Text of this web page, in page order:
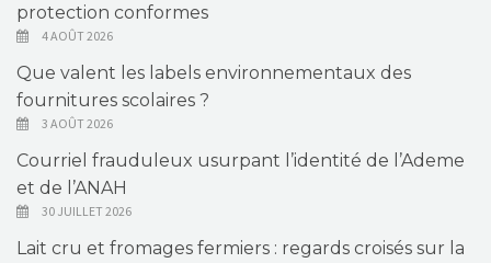
protection conformes
4 AOÛT 2026
Que valent les labels environnementaux des
fournitures scolaires ?
3 AOÛT 2026
Courriel frauduleux usurpant l’identité de l’Ademe
et de l’ANAH
30 JUILLET 2026
Lait cru et fromages fermiers : regards croisés sur la